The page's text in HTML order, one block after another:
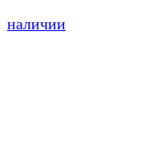
наличии